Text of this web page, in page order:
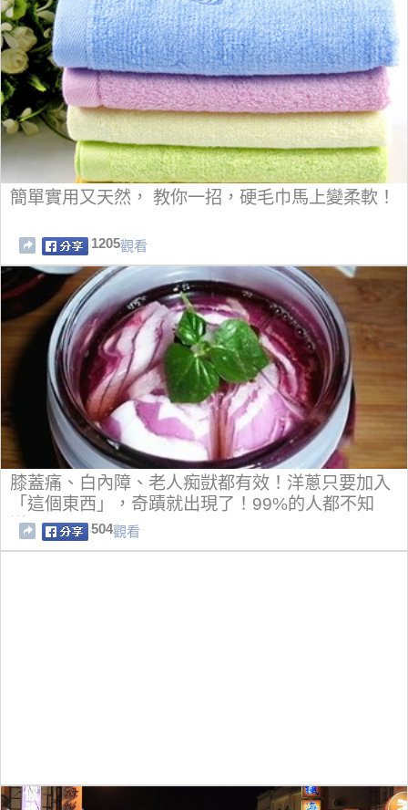
簡單實用又天然， 教你一招，硬毛巾馬上變柔軟！
1205觀看
膝蓋痛、白內障、老人痴獃都有效！洋蔥只要加入
「這個東西」，奇蹟就出現了！99%的人都不知
道！
504觀看